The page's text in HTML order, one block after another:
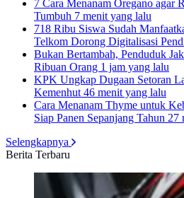
7 Cara Menanam Oregano agar
Tumbuh 7 menit yang lalu
718 Ribu Siswa Sudah
Telkom Dorong Digitalisasi
Bukan Bertambah, Penduduk
Ribuan Orang 1 jam yang lalu
KPK Ungkap Dugaan Setoran
Kemenhut 46 menit yang lalu
Cara Menanam Thyme untuk
Siap Panen Sepanjang Tahun 27
Selengkapnya
Berita Terbaru